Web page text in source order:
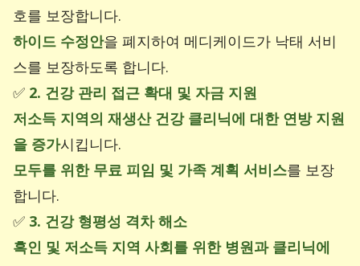
호를 보장합니다.
하이드 수정안을 폐지하여 메디케이드가 낙태 서비
스를 보장하도록 합니다.
✅ 2. 건강 관리 접근 확대 및 자금 지원
저소득 지역의 재생산 건강 클리닉에 대한 연방 지원
을 증가시킵니다.
모두를 위한 무료 피임 및 가족 계획 서비스를 보장
합니다.
✅ 3. 건강 형평성 격차 해소
흑인 및 저소득 지역 사회를 위한 병원과 클리닉에